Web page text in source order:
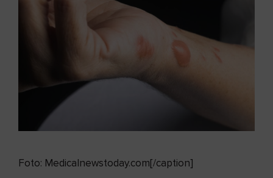
Foto: Medicalnewstoday.com[/caption]